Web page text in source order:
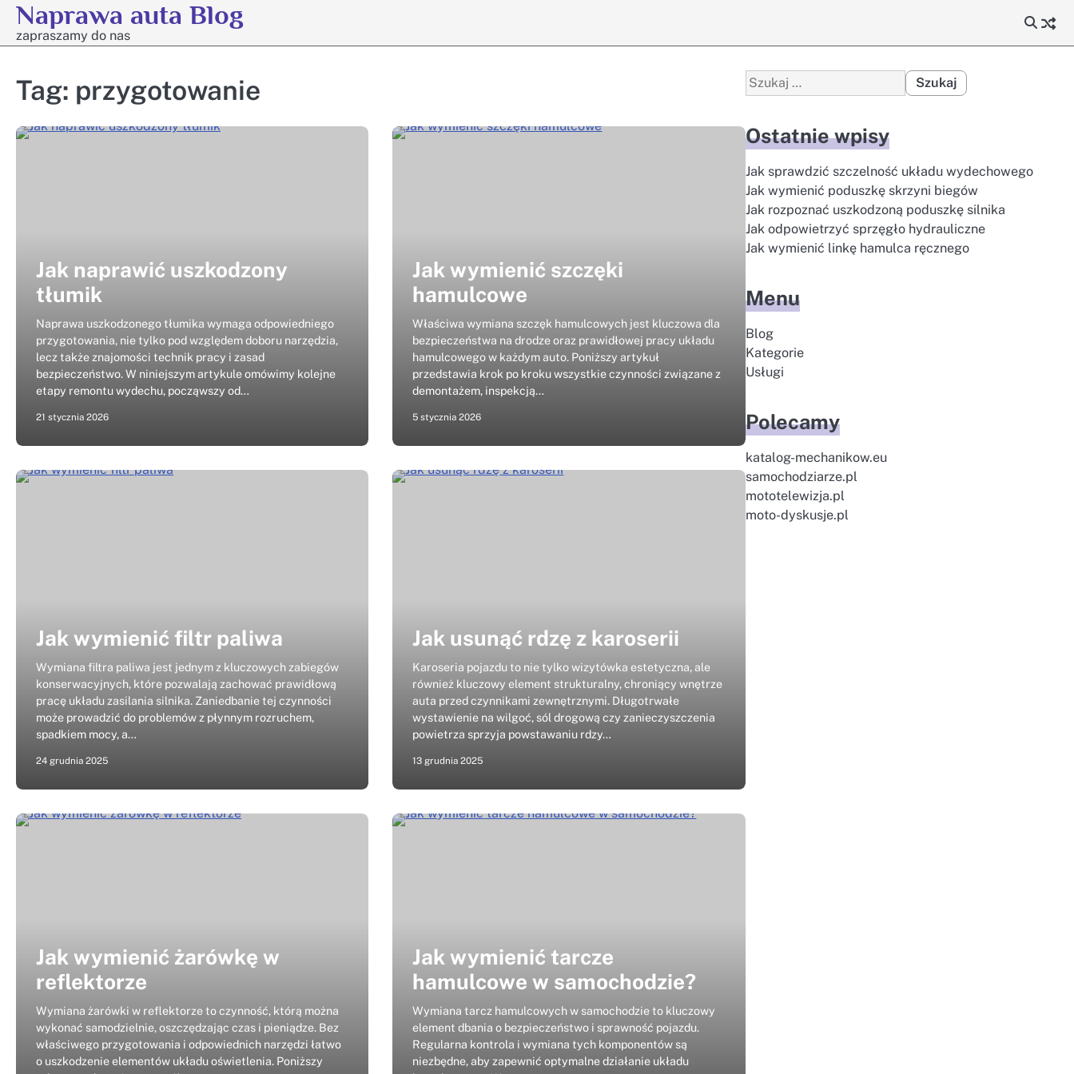
Skip
content
Naprawa auta Blog
zapraszamy do nas
Tag: przygotowanie
Jak naprawić uszkodzony
tłumik
Naprawa uszkodzonego tłumika wymaga odpowiedniego
przygotowania, nie tylko pod względem doboru narzędzia,
lecz także znajomości technik pracy i zasad
bezpieczeństwo. W niniejszym artykule omówimy kolejne
etapy remontu wydechu, począwszy od…
21 stycznia 2026
Jak wymienić szczęki
hamulcowe
Właściwa wymiana szczęk hamulcowych jest kluczowa dla
bezpieczeństwa na drodze oraz prawidłowej pracy układu
hamulcowego w każdym auto. Poniższy artykuł
przedstawia krok po kroku wszystkie czynności związane z
demontażem, inspekcją…
5 stycznia 2026
Jak wymienić filtr paliwa
Wymiana filtra paliwa jest jednym z kluczowych zabiegów
konserwacyjnych, które pozwalają zachować prawidłową
pracę układu zasilania silnika. Zaniedbanie tej czynności
może prowadzić do problemów z płynnym rozruchem,
spadkiem mocy, a…
24 grudnia 2025
Jak usunąć rdzę z karoserii
Karoseria pojazdu to nie tylko wizytówka estetyczna, ale
również kluczowy element strukturalny, chroniący wnętrze
auta przed czynnikami zewnętrznymi. Długotrwałe
wystawienie na wilgoć, sól drogową czy zanieczyszczenia
powietrza sprzyja powstawaniu rdzy…
13 grudnia 2025
Jak wymienić żarówkę w
reflektorze
Wymiana żarówki w reflektorze to czynność, którą można
wykonać samodzielnie, oszczędzając czas i pieniądze. Bez
właściwego przygotowania i odpowiednich narzędzi łatwo
o uszkodzenie elementów układu oświetlenia. Poniższy
Jak wymienić tarcze
hamulcowe w samochodzie?
Wymiana tarcz hamulcowych w samochodzie to kluczowy
element dbania o bezpieczeństwo i sprawność pojazdu.
Regularna kontrola i wymiana tych komponentów są
niezbędne, aby zapewnić optymalne działanie układu
Szukaj:
Ostatnie wpisy
Jak sprawdzić szczelność układu wydechowego
Jak wymienić poduszkę skrzyni biegów
Jak rozpoznać uszkodzoną poduszkę silnika
Jak odpowietrzyć sprzęgło hydrauliczne
Jak wymienić linkę hamulca ręcznego
Menu
Blog
Kategorie
Usługi
Polecamy
katalog-mechanikow.eu
samochodziarze.pl
mototelewizja.pl
moto-dyskusje.pl